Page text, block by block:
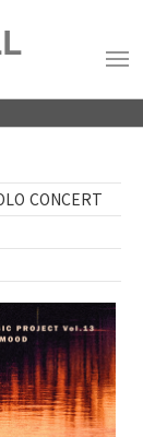
CONCERT